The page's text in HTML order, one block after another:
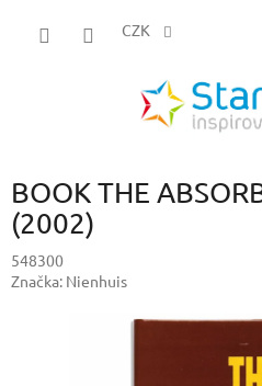
CZK
BOOK THE
(2002)
548300
Značka: Nienhuis